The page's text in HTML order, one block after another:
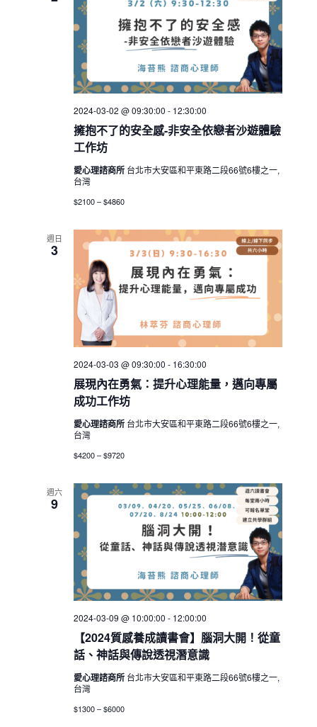
擁抱不了的安全感-非安全依戀者沙遊體驗
工作坊
2024-03-02 @ 09:30:00 - 12:30:00
愛心理諮商所 台北市大安區和平東路二段66號6樓之一,
台灣
$2100 – $4860
週日
3
展現內在勇氣：提升心理能量，邁向專屬
成功工作坊
2024-03-03 @ 09:30:00 - 16:30:00
愛心理諮商所 台北市大安區和平東路二段66號6樓之一,
台灣
$4200 – $9720
週六
9
【2024質感養成讀書會】腦洞大開！從童
話、神話與傳說透視潛意識
2024-03-09 @ 10:00:00 - 12:00:00
愛心理諮商所 台北市大安區和平東路二段66號6樓之一,
台灣
$1300 – $6000